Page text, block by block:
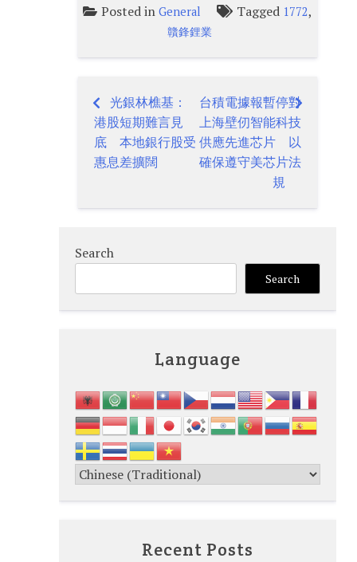
Posted inGeneral Tagged 1772,
贛鋒鋰業
Post
navigation
光銀林樵基：
港股短期難言見
底 本地銀行股受
惠息差擴闊
台積電據報暫停對
上海壁仞智能科技
供應先進芯片 以
確保遵守美芯片法
規
Search
Search
Language
Recent Posts